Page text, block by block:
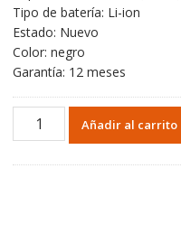
65,96€.39,30€.
Tipo de batería: Li-ion
Estado: Nuevo
Color: negro
Garantía: 12 meses
Portátil
batería
Añadir al carrito